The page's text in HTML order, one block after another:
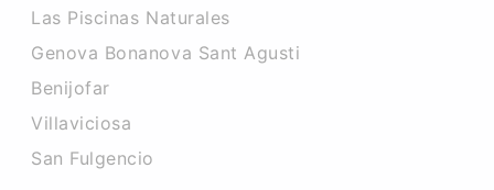
Las Piscinas Naturales
Genova Bonanova Sant Agusti
Benijofar
Villaviciosa
San Fulgencio